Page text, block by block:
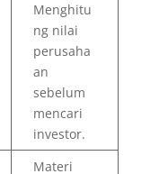
Menghitu
ng nilai
perusaha
an
sebelum
mencari
investor.
Materi